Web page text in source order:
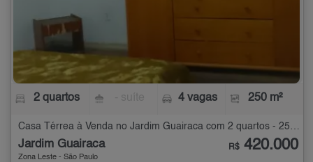
2 quartos 4 vagas 250 m²
Jardim Guairaca
Zona Leste - São Paulo
R$ 420.000